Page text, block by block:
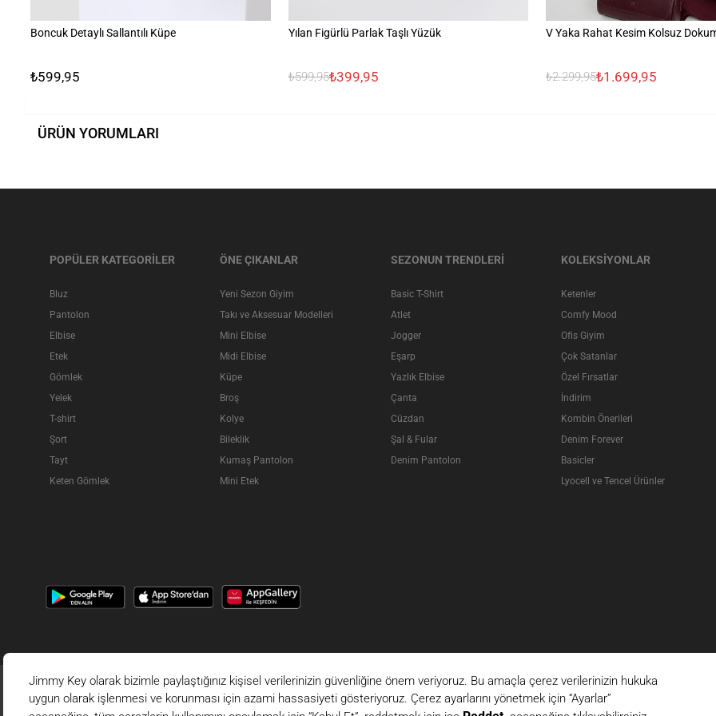
Boncuk Detaylı Sallantılı Küpe
₺599,95
Yılan Figürlü Parlak Taşlı Yüzük
₺599,95₺399,95
V Yaka Rahat Kesim Kolsuz
₺2.299,95₺1.699,95
ÜRÜN YORUMLARI
POPÜLER KATEGORİLER
Bluz
Pantolon
Elbise
Etek
Gömlek
Yelek
T-shirt
Şort
Tayt
Keten Gömlek
ÖNE ÇIKANLAR
Yeni Sezon Giyim
Takı ve Aksesuar Modelleri
Mini Elbise
Midi Elbise
Küpe
Broş
Kolye
Bileklik
Kumaş Pantolon
Mini Etek
SEZONUN TRENDLERİ
Basic T-Shirt
Atlet
Jogger
Eşarp
Yazlık Elbise
Çanta
Cüzdan
Şal & Fular
Denim Pantolon
KOLEKSİYONLAR
Ketenler
Comfy Mood
Ofis Giyim
Çok Satanlar
Özel Fırsatlar
İndirim
Kombin Önerileri
Denim Forever
Basicler
Lyocell ve Tencel Ürünler